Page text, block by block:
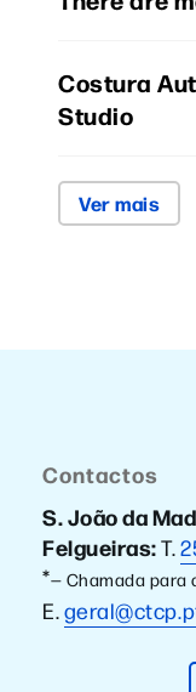
Costura
Studio
Ver mais
Contactos
S. João da
Felgueiras:T.
*— Chamada para
E.